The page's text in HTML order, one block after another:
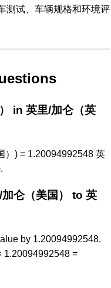
测试、车辆规格和环境评
in 英里/加仑（英
）) = 1.20094992548 英
仑（美国） to 英
by 1.20094992548.
1.20094992548 =